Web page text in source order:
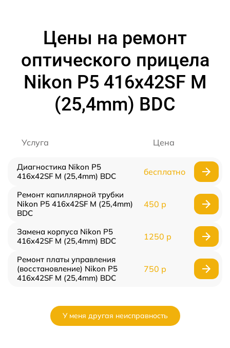
Цены на ремонт
оптического прицела
Nikon P5 416x42SF M
(25,4mm) BDC
Услуга Цена
Диагностика Nikon P5
416x42SF M (25,4mm) BDC
бесплатно
Ремонт капиллярной трубки
Nikon P5 416x42SF M (25,4mm)
BDC
450 р
Замена корпуса Nikon P5
416x42SF M (25,4mm) BDC
1250 р
Ремонт платы управления
(восстановление) Nikon P5
416x42SF M (25,4mm) BDC
750 р
У меня другая неисправность